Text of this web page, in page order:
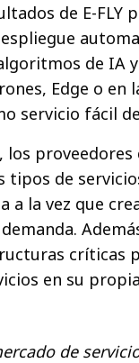
de E-
de IA
Edge o en
servicio fácil
los
de
la vez que
críticas
en su
de